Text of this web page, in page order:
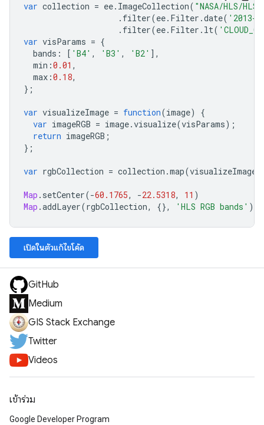
var collection = ee. ImageCollection( "NASA/HLS/
. filter(ee. Filter .date( '2013-
. filter(ee. Filter . lt(
var visParams = {
bands : [ 'B4' , 'B3' , 'B2' ],
min :0.01 ,
max :0.18,
};
var visualizeImage = function(image)
{
var imageRGB = image.visualize(visParams);
return imageRGB ;
};
var rgbCollection = collection .map(visualizeImage
Map . setCenter(-60.1765, -22.5318, 11 )
Map .addLayer(rgbCollection, {}, 'HLS RGB bands' );
เปิดในตัวแก้ไขโค้ด
GitHub
Medium
GIS Stack Exchange
Twitter
Videos
เข้าร่วม
Google Developer Program